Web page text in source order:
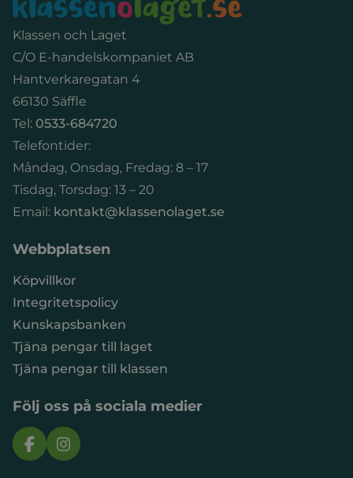
Klassen och Laget
C/O E-handelskompaniet AB
Hantverkaregatan 4
66130 Säffle
Tel: 0533-684720
Telefontider:
Måndag, Onsdag, Fredag: 8 – 17
Tisdag, Torsdag: 13 – 20
Email: kontakt@klassenolaget.se
Webbplatsen
Köpvillkor
Integritetspolicy
Kunskapsbanken
Tjäna pengar till laget
Tjäna pengar till klassen
Följ oss på sociala medier